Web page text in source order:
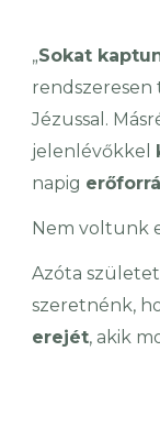
„Sokat
Jézussal.
jelenlévőkkel
napig
Nem voltunk
Azóta
szeretnénk,
erejét, akik